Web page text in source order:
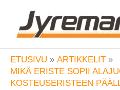
sisältöön
ETUSIVU
ARTIKKELIT
MIKÄ ERISTE SOPII
KOSTEUSERISTEEN